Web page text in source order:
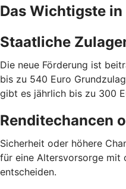
Das Wichtigste in
Staatliche
Die neue Förderung ist
bis zu 540 Euro
gibt es jährlich bis zu 300
Renditechancen
Sicherheit oder höhere
für eine Altersvorsorge mit
entscheiden.